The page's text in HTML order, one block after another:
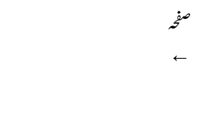
صفحہ
←